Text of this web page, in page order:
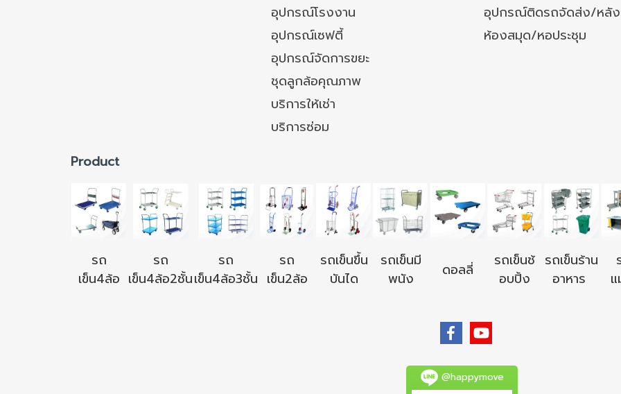
อุปกรณ์โรงงาน
อุปกรณ์ติดรถจัดส่ง/หลั
อุปกรณ์เซฟตี้
ห้องสมุด/หอประชุม
อุปกรณ์จัดการขยะ
ชุดลูกล้อคุณภาพ
บริการให้เช่า
บริการซ่อม
Product
รถ
เข็น4ล้อ
รถ
เข็น4ล้อ2ชั้น
รถ
เข็น4ล้อ3ชั้น
รถ
เข็น2ล้อ
รถเข็นขึ้น
บันได
รถเข็นมี
พนัง
ดอลลี่
รถเข็นช้
อบปิ้ง
รถเข็นร้าน
อาหาร
@happymove